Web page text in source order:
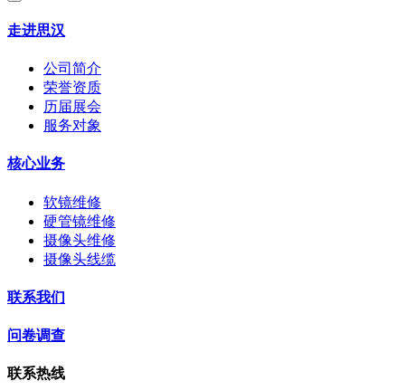
走进思汉
公司简介
荣誉资质
历届展会
服务对象
核心业务
软镜维修
硬管镜维修
摄像头维修
摄像头线缆
联系我们
问卷调查
联系热线